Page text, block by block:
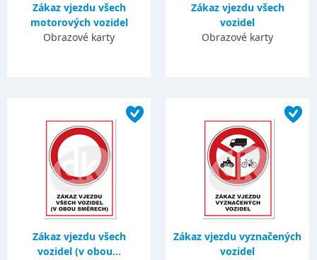
Zákaz vjezdu všech
motorových vozidel
Obrazové karty
Zákaz vjezdu všech
vozidel
Obrazové karty
Zákaz vjezdu všech
vozidel (v obou...
Zákaz vjezdu vyznačených
vozidel